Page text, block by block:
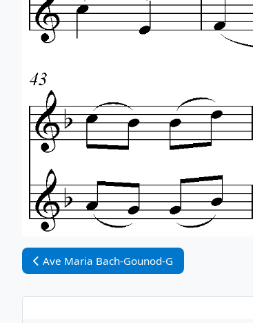
Vorheriger Beitrag: Ave Maria Bach-Gounod-G
Ave Maria Bach-Gounod-G